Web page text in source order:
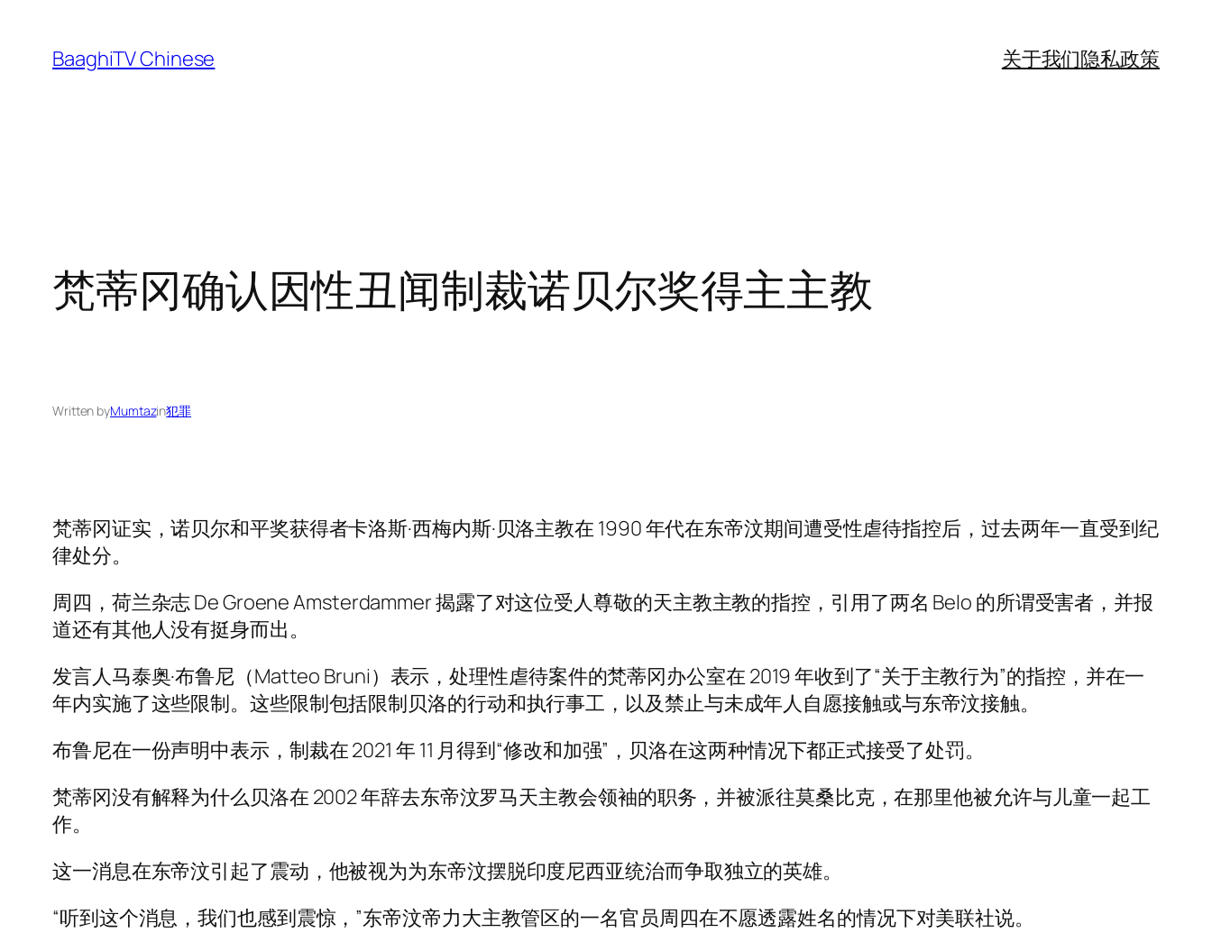
content
BaaghiTV Chinese 关于我们隐私政策
梵蒂冈确认因性丑闻制裁诺贝尔奖得主主教
Written byMumtazin犯罪
梵蒂冈证实，诺贝尔和平奖获得者卡洛斯·西梅内斯·贝洛主教在 1990 年代在东帝汶期间遭受性虐待指控后，过去两年一直受到纪
律处分。
周四，荷兰杂志 De Groene Amsterdammer 揭露了对这位受人尊敬的天主教主教的指控，引用了两名 Belo 的所谓受害者，并报
道还有其他人没有挺身而出。
发言人马泰奥·布鲁尼（Matteo Bruni）表示，处理性虐待案件的梵蒂冈办公室在 2019 年收到了“关于主教行为”的指控，并在一
年内实施了这些限制。这些限制包括限制贝洛的行动和执行事工，以及禁止与未成年人自愿接触或与东帝汶接触。
布鲁尼在一份声明中表示，制裁在 2021 年 11 月得到“修改和加强”，贝洛在这两种情况下都正式接受了处罚。
梵蒂冈没有解释为什么贝洛在 2002 年辞去东帝汶罗马天主教会领袖的职务，并被派往莫桑比克，在那里他被允许与儿童一起工
作。
这一消息在东帝汶引起了震动，他被视为为东帝汶摆脱印度尼西亚统治而争取独立的英雄。
“听到这个消息，我们也感到震惊，”东帝汶帝力大主教管区的一名官员周四在不愿透露姓名的情况下对美联社说。